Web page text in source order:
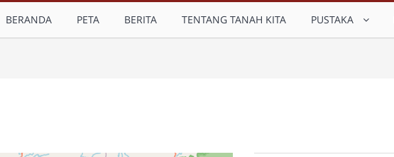
BERANDA PETA BERITA TENTANG TANAH KITA PUSTAKA